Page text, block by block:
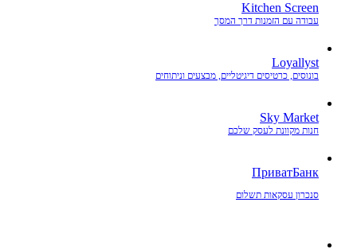
Kitchen Screen
עבודה עם הזמנות דרך המסך
Loyallyst
בונוסים, כרטיסים דיגיטליים, מבצעים וניתוחים
Sky Market
חנות מקוונת לעסק שלכם
ПриватБанк
סנכרון עסקאות תשלום